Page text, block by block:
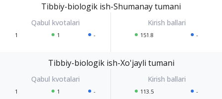
Tibbiy-biologik ish-Shumanay tumani
1 1 - 151.8 -
Tibbiy-biologik ish-Xo'jayli tumani
1 1 - 113.5 -